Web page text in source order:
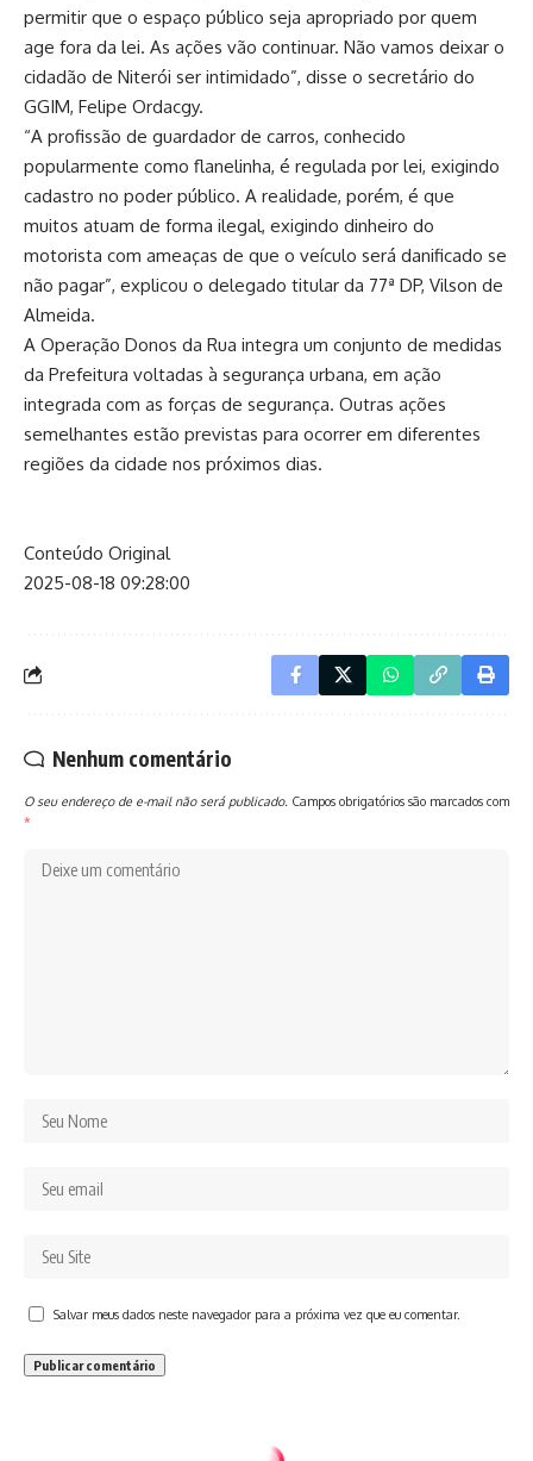
permitir que o espaço público seja apropriado por quem
age fora da lei. As ações vão continuar. Não vamos deixar o
cidadão de Niterói ser intimidado”, disse o secretário do
GGIM, Felipe Ordacgy.
“A profissão de guardador de carros, conhecido
popularmente como flanelinha, é regulada por lei, exigindo
cadastro no poder público. A realidade, porém, é que
muitos atuam de forma ilegal, exigindo dinheiro do
motorista com ameaças de que o veículo será danificado se
não pagar”, explicou o delegado titular da 77ª DP, Vilson de
Almeida.
A Operação Donos da Rua integra um conjunto de medidas
da Prefeitura voltadas à segurança urbana, em ação
integrada com as forças de segurança. Outras ações
semelhantes estão previstas para ocorrer em diferentes
regiões da cidade nos próximos dias.
Conteúdo Original
2025-08-18 09:28:00
Nenhum comentário
O seu endereço de e-mail não será publicado. Campos obrigatórios são marcados com
*
Salvar meus dados neste navegador para a próxima vez que eu comentar.